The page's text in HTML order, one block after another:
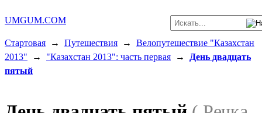
UMGUM.COM
Стартовая → Путешествия → Велопутешествие "Казахстан
2013" → "Казахстан 2013": часть первая →
День двадцать
пятый